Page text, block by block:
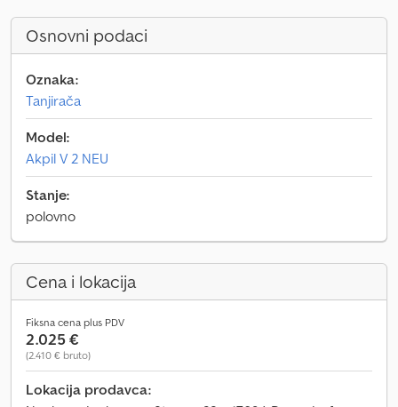
Osnovni podaci
Oznaka:
Tanjirača
Model:
Akpil V 2 NEU
Stanje:
polovno
Cena i lokacija
Fiksna cena plus PDV
2.025 €
(2.410 € bruto)
Lokacija prodavca: